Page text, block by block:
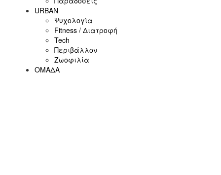
URBAN
Ψυχολογία
Fitness / Διατροφή
Tech
Περιβάλλον
Ζωοφιλία
ΟΜΑΔΑ